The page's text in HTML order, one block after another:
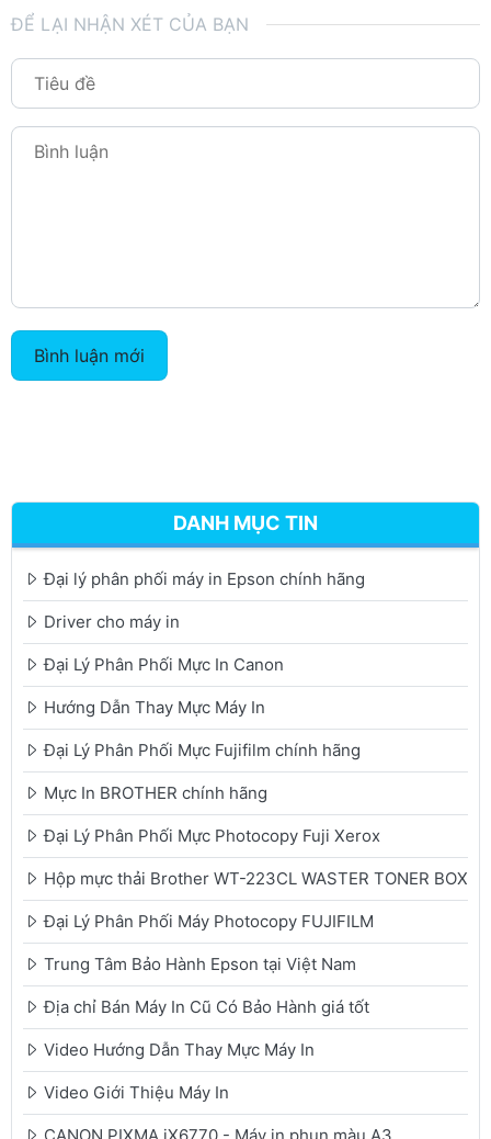
ĐỂ LẠI NHẬN XÉT CỦA BẠN
Bình luận mới
DANH MỤC TIN
Đại lý phân phối máy in Epson chính hãng
Driver cho máy in
Đại Lý Phân Phối Mực In Canon
Hướng Dẫn Thay Mực Máy In
Đại Lý Phân Phối Mực Fujifilm chính hãng
Mực In BROTHER chính hãng
Đại Lý Phân Phối Mực Photocopy Fuji Xerox
Hộp mực thải Brother WT-223CL WASTER TONER BOX
Đại Lý Phân Phối Máy Photocopy FUJIFILM
Trung Tâm Bảo Hành Epson tại Việt Nam
Địa chỉ Bán Máy In Cũ Có Bảo Hành giá tốt
Video Hướng Dẫn Thay Mực Máy In
Video Giới Thiệu Máy In